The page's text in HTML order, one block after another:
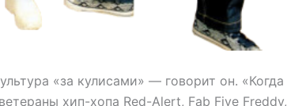
«за кулисами» — говорит он. «Когда
хип-хопа Red-Alert, Fab Five Freddy,